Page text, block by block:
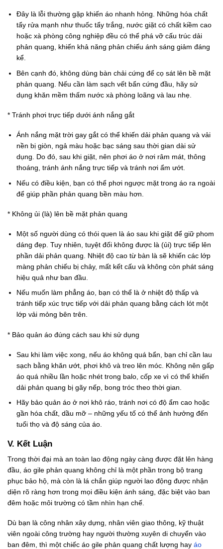
Đây là lỗi thường gặp khiến áo nhanh hỏng. Những hóa chất
tẩy rửa mạnh như thuốc tẩy trắng, nước giặt có chất kiềm cao
hoặc xà phòng công nghiệp đều có thể phá vỡ cấu trúc dải
phản quang, khiến khả năng phản chiếu ánh sáng giảm đáng
kể.
Bên cạnh đó, không dùng bàn chải cứng để cọ sát lên bề mặt
phản quang. Nếu cần làm sạch vết bẩn cứng đầu, hãy sử
dụng khăn mềm thấm nước xà phòng loãng và lau nhẹ.
* Tránh phơi trực tiếp dưới ánh nắng gắt
Ánh nắng mặt trời gay gắt có thể khiến dải phản quang và vải
nền bị giòn, ngả màu hoặc bạc sáng sau thời gian dài sử
dụng. Do đó, sau khi giặt, nên phơi áo ở nơi râm mát, thông
thoáng, tránh ánh nắng trực tiếp và tránh nơi ẩm ướt.
Nếu có điều kiện, bạn có thể phơi ngược mặt trong áo ra ngoài
để giúp phần phản quang bền màu hơn.
* Không ủi (là) lên bề mặt phản quang
Một số người dùng có thói quen là áo sau khi giặt để giữ phom
dáng đẹp. Tuy nhiên, tuyệt đối không được là (ủi) trực tiếp lên
phần dải phản quang. Nhiệt độ cao từ bàn là sẽ khiến các lớp
màng phản chiếu bị chảy, mất kết cấu và không còn phát sáng
hiệu quả như ban đầu.
Nếu muốn làm phẳng áo, bạn có thể là ở nhiệt độ thấp và
tránh tiếp xúc trực tiếp với dải phản quang bằng cách lót một
lớp vải mỏng bên trên.
* Bảo quản áo đúng cách sau khi sử dụng
Sau khi làm việc xong, nếu áo không quá bẩn, bạn chỉ cần lau
sạch bằng khăn ướt, phơi khô và treo lên móc. Không nên gấp
áo quá nhiều lần hoặc nhét trong balo, cốp xe vì có thể khiến
dải phản quang bị gãy nếp, bong tróc theo thời gian.
Hãy bảo quản áo ở nơi khô ráo, tránh nơi có độ ẩm cao hoặc
gần hóa chất, dầu mỡ – những yếu tố có thể ảnh hưởng đến
tuổi thọ và độ sáng của áo.
V. Kết Luận
Trong thời đại mà an toàn lao động ngày càng được đặt lên hàng
đầu, áo gile phản quang không chỉ là một phần trong bộ trang
phục bảo hộ, mà còn là lá chắn giúp người lao động được nhận
diện rõ ràng hơn trong mọi điều kiện ánh sáng, đặc biệt vào ban
đêm hoặc môi trường có tầm nhìn hạn chế.
Dù bạn là công nhân xây dựng, nhân viên giao thông, kỹ thuật
viên ngoài công trường hay người thường xuyên di chuyển vào
ban đêm, thì một chiếc áo gile phản quang chất lượng hay áo